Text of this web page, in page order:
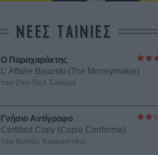
ΝΕΕΣ ΤΑΙΝΙΕΣ
Ο Παραχαράκτης
L’ Affaire Bojarski (The Moneymaker)
του Ζαν-Πολ Σαλομέ
Γνήσιο Αντίγραφο
Certified Copy (Copie Conforme)
του Αμπάς Κιαροστάμι